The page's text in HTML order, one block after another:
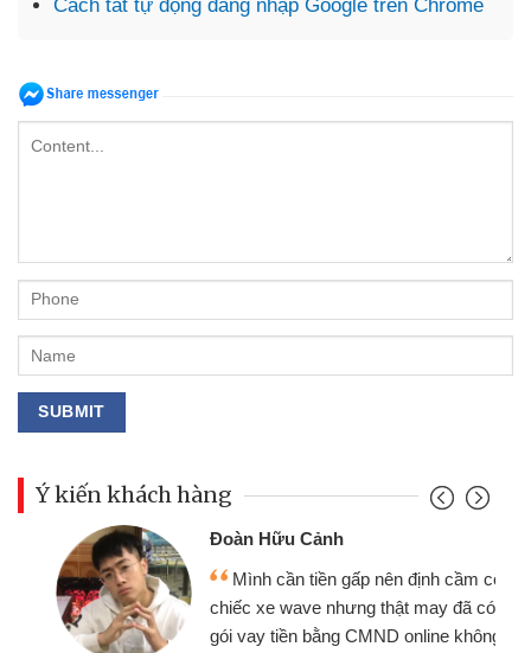
Cách tắt tự động đăng nhập Google trên Chrome
Ý kiến khách hàng
Đoàn Hữu Cảnh
Mình cần tiền gấp nên định cầm cố
chiếc xe wave nhưng thật may đã có
gói vay tiền bằng CMND online không